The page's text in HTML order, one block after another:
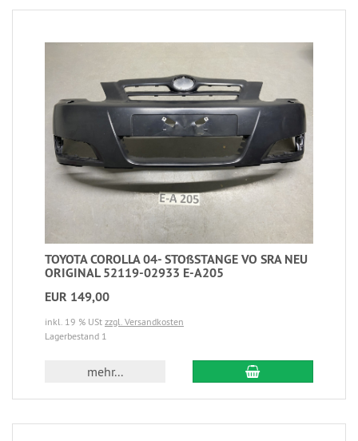
TOYOTA COROLLA 04- STOßSTANGE VO SRA NEU
ORIGINAL 52119-02933 E-A205
EUR 149,00
inkl. 19 % USt zzgl. Versandkosten
Lagerbestand 1
mehr...